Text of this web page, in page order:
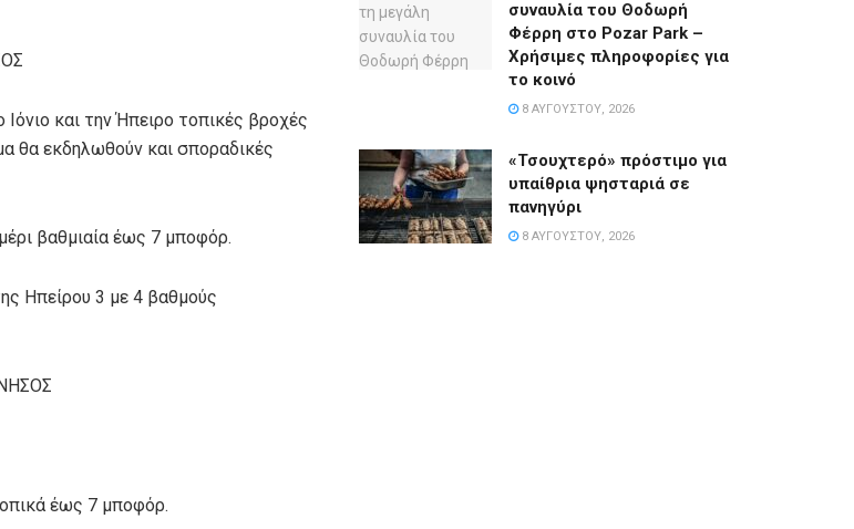
και την Ήπειρο τοπικές βροχές
θα εκδηλωθούν και σποραδικές
βαθμιαία έως 7 μποφόρ.
Ηπείρου 3 με 4 βαθμούς
έως 7 μποφόρ.
συναυλία του Θοδωρή
Φέρρη στο Pozar Park –
Χρήσιμες πληροφορίες για
το κοινό
8 ΑΥΓΟΎΣΤΟΥ, 2026
«Τσουχτερό» πρόστιμο για
υπαίθρια ψησταριά σε
πανηγύρι
8 ΑΥΓΟΎΣΤΟΥ, 2026